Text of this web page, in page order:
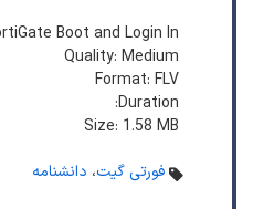
فورتی گیت، دانشنامه